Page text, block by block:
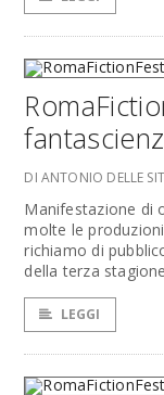
DI ANTONIO DELLE
Manifestazione di
molte le
richiamo di
della terza
LEGGI